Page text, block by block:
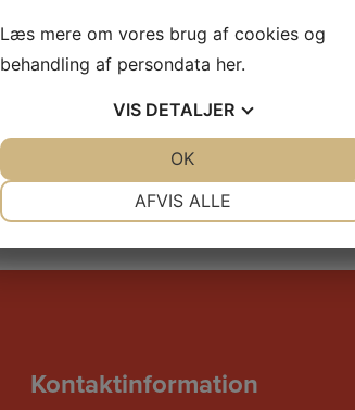
Kontaktinformation
Læs mere om vores brug af cookies og
behandling af persondata her.
VIS DETALJER
MARKETING STATISTIK
AFVIS ALLE
OK